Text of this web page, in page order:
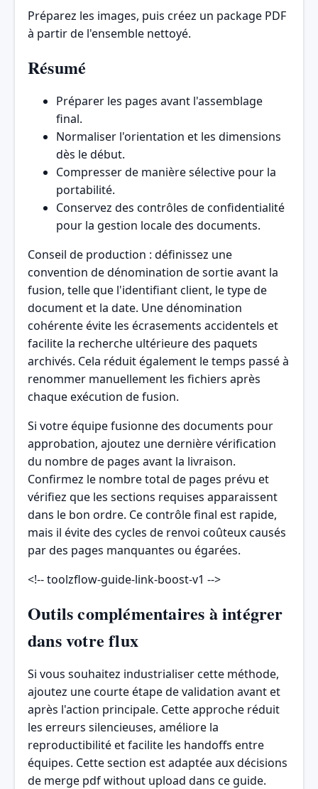
Préparez les images, puis créez un package PDF
à partir de l'ensemble nettoyé.
Résumé
Préparer les pages avant l'assemblage
final.
Normaliser l'orientation et les dimensions
dès le début.
Compresser de manière sélective pour la
portabilité.
Conservez des contrôles de confidentialité
pour la gestion locale des documents.
Conseil de production : définissez une
convention de dénomination de sortie avant la
fusion, telle que l'identifiant client, le type de
document et la date. Une dénomination
cohérente évite les écrasements accidentels et
facilite la recherche ultérieure des paquets
archivés. Cela réduit également le temps passé à
renommer manuellement les fichiers après
chaque exécution de fusion.
Si votre équipe fusionne des documents pour
approbation, ajoutez une dernière vérification
du nombre de pages avant la livraison.
Confirmez le nombre total de pages prévu et
vérifiez que les sections requises apparaissent
dans le bon ordre. Ce contrôle final est rapide,
mais il évite des cycles de renvoi coûteux causés
par des pages manquantes ou égarées.
<!-- toolzflow-guide-link-boost-v1 -->
Outils complémentaires à intégrer
dans votre flux
Si vous souhaitez industrialiser cette méthode,
ajoutez une courte étape de validation avant et
après l'action principale. Cette approche réduit
les erreurs silencieuses, améliore la
reproductibilité et facilite les handoffs entre
équipes. Cette section est adaptée aux décisions
de merge pdf without upload dans ce guide.